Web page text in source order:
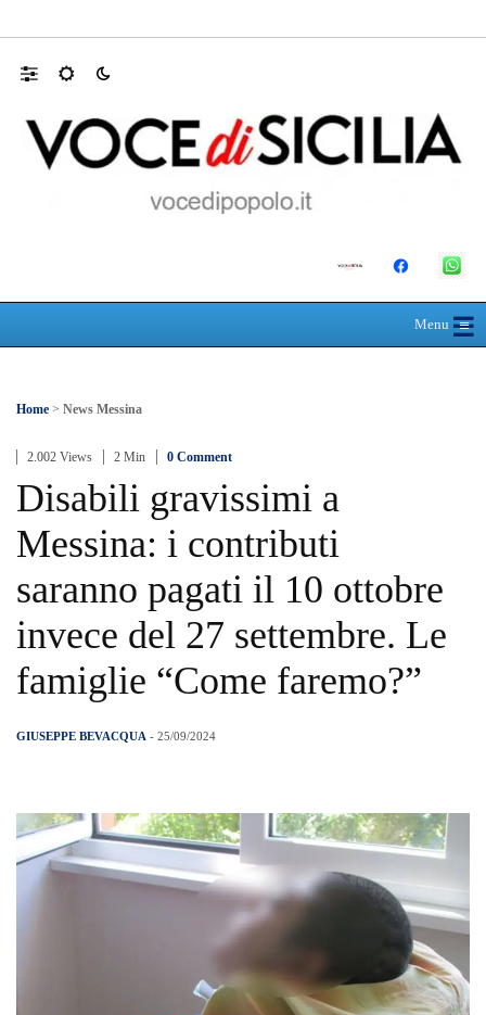
Menu≡
☰
Home > News Messina
2.002 Views 2 Min 0 Comment
Disabili gravissimi a
Messina: i contributi
saranno pagati il 10 ottobre
invece del 27 settembre. Le
famiglie “Come faremo?”
GIUSEPPE BEVACQUA - 25/09/2024